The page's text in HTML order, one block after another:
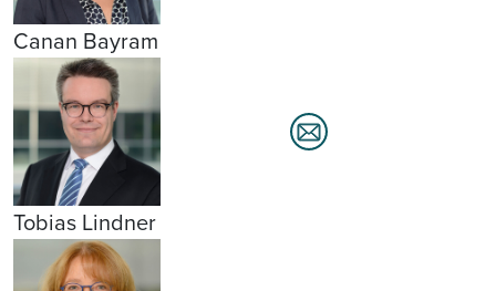
Canan Bayram
Tobias Lindner